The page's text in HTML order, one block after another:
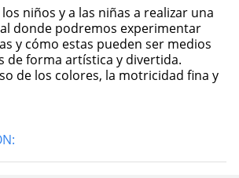
donde podremos experimentar
y cómo estas pueden ser medios
de forma artística y divertida.
de los colores, la motricidad fina y